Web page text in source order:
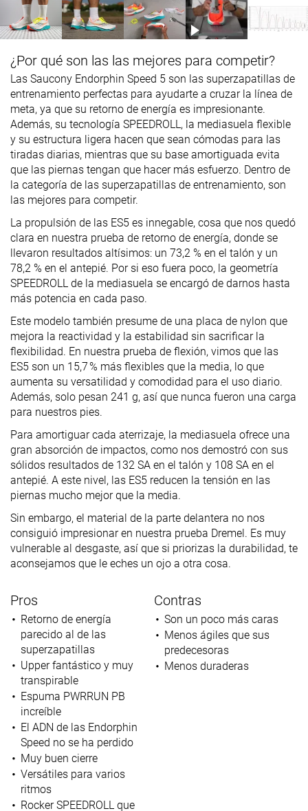
¿Por qué son las las mejores para competir?
Las Saucony Endorphin Speed 5 son las superzapatillas de
entrenamiento perfectas para ayudarte a cruzar la línea de
meta, ya que su retorno de energía es impresionante.
Además, su tecnología SPEEDROLL, la mediasuela flexible
y su estructura ligera hacen que sean cómodas para las
tiradas diarias, mientras que su base amortiguada evita
que las piernas tengan que hacer más esfuerzo. Dentro de
la categoría de las superzapatillas de entrenamiento, son
las mejores para competir.
La propulsión de las ES5 es innegable, cosa que nos quedó
clara en nuestra prueba de retorno de energía, donde se
llevaron resultados altísimos: un 73,2 % en el talón y un
78,2 % en el antepié. Por si eso fuera poco, la geometría
SPEEDROLL de la mediasuela se encargó de darnos hasta
más potencia en cada paso.
Este modelo también presume de una placa de nylon que
mejora la reactividad y la estabilidad sin sacrificar la
flexibilidad. En nuestra prueba de flexión, vimos que las
ES5 son un 15,7 % más flexibles que la media, lo que
aumenta su versatilidad y comodidad para el uso diario.
Además, solo pesan 241 g, así que nunca fueron una carga
para nuestros pies.
Para amortiguar cada aterrizaje, la mediasuela ofrece una
gran absorción de impactos, como nos demostró con sus
sólidos resultados de 132 SA en el talón y 108 SA en el
antepié. A este nivel, las ES5 reducen la tensión en las
piernas mucho mejor que la media.
Sin embargo, el material de la parte delantera no nos
consiguió impresionar en nuestra prueba Dremel. Es muy
vulnerable al desgaste, así que si priorizas la durabilidad, te
aconsejamos que le eches un ojo a otra cosa.
Pros
Retorno de energía
parecido al de las
superzapatillas
Upper fantástico y muy
transpirable
Espuma PWRRUN PB
increíble
El ADN de las Endorphin
Speed no se ha perdido
Muy buen cierre
Versátiles para varios
ritmos
Rocker SPEEDROLL que
Contras
Son un poco más caras
Menos ágiles que sus
predecesoras
Menos duraderas